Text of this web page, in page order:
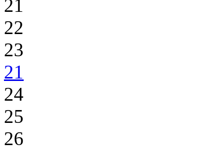
21
22
23
21
24
25
26